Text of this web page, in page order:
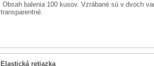
Obsah balenia 100 kusov. Vzrábané sú v dvoch
transparentné.
Elastická retiazka